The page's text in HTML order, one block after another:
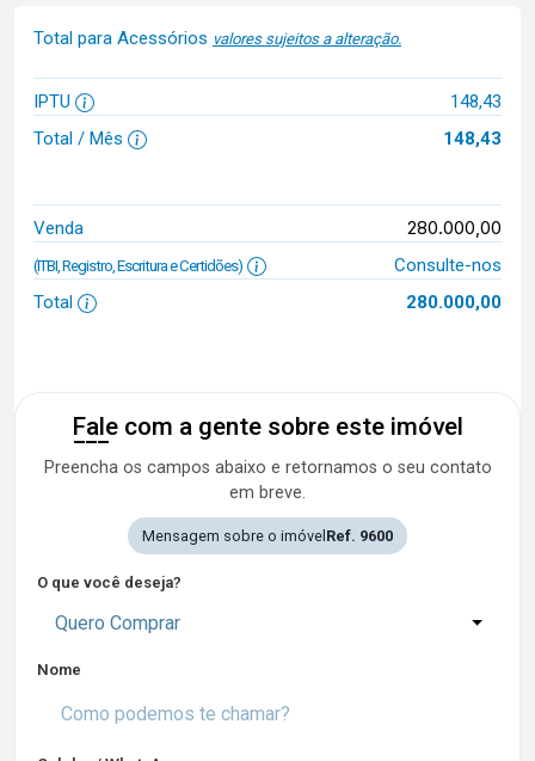
Total para Acessórios valores sujeitos a alteração.
IPTU
148,43
Total / Mês
148,43
Venda 280.000,00
(ITBI, Registro, Escritura e Certidões)
Consulte-nos
Total
280.000,00
Fale com a gente sobre este imóvel
Preencha os campos abaixo e retornamos o seu contato
em breve.
Mensagem sobre o imóvel Ref. 9600
O que você deseja?
Quero Comprar
Nome